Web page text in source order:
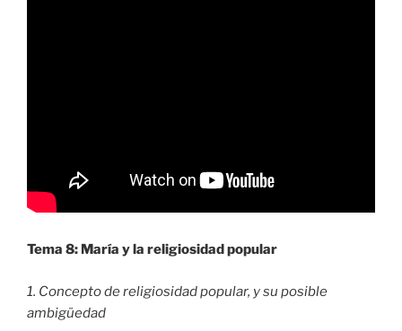
Tema 8: María y la religiosidad popular
1. Concepto de religiosidad popular, y su posible
ambigüedad